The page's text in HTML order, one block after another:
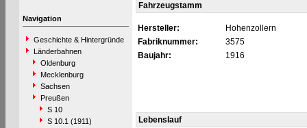
Navigation
Geschichte & Hintergründe
Länderbahnen
Oldenburg
Mecklenburg
Sachsen
Preußen
S 10
S 10.1 (1911)
Fahrzeugstamm
Hersteller:
Hohenzollern
Fabriknummer:
3575
Baujahr:
1916
Lebenslauf